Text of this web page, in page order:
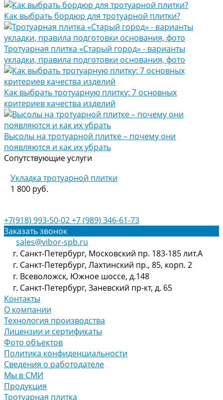
Как выбрать бордюр для тротуарной плитки?
Тротуарная плитка «Старый город» - варианты
укладки, правила подготовки основания, фото
Как выбрать тротуарную плитку: 7 основных
критериев качества изделий
Высолы на тротуарной плитке – почему они
появляются и как их убрать
Сопутствующие услуги
Укладка тротуарной плитки
1 800 руб.
+7(918) 993-50-02+7 (989) 346-61-73
Заказать звонок
sales@vibor-spb.ru
г. Санкт-Петербург, Московский пр. 183-185 лит.А
г. Санкт-Петербург, Лахтинский пр., 85, корп. 2
г. Всеволожск, Южное шоссе, д.148
г. Санкт-Петербург, Заневский пр-кт, д. 65
Контакты
О компании
Технология производства
Лицензии и сертификаты
Фото объектов
Политика конфиденциальности
Сведения о работодателе
Мы в СМИ
Продукция
Тротуарная плитка